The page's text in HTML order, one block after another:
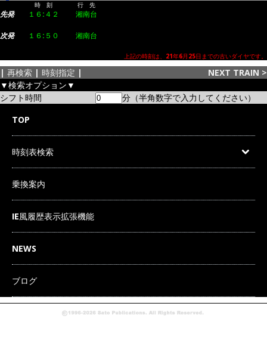
時 刻 行 先
先発 １６:４２ 湘南台
次発 １６:５０ 湘南台
上記の時刻は、21年6月25日までの古いダイヤです。
| 再検索 | 時刻指定 | NEXT TRAIN >
▼検索オプション▼
シフト時間
分（半角数字で入力してください）
TOP
時刻表検索
乗換案内
IE風履歴表示拡張機能
NEWS
ブログ